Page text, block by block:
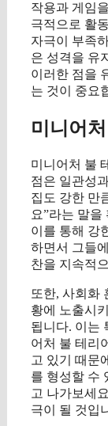
작용과 게임
극적으로 활
자극이 부족
은 성격을 유
이러한 점을
는 것이 중요
미니어
미니어처 불
점은 일관성
집도 강한 만
요”라는 말
이를 통해 강
하면서 그들
찬을 지속적
또한, 사회화
황에 노출시
됩니다. 이는
어처 불 테리
고 있기 때문
를 형성할 수
고 나가보세
극이 될 것입